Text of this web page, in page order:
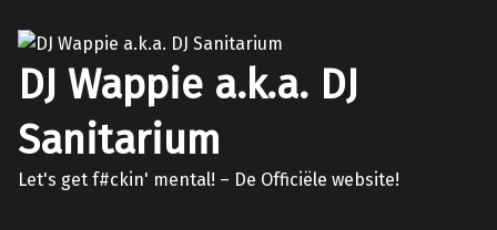
DJ Wappie a.k.a. DJ
Sanitarium
Let's get f#ckin' mental! – De Officiële website!